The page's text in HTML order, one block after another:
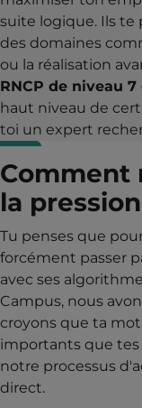
suite logique. Ils
des domaines
ou la réalisation
RNCP de niveau
haut niveau de
toi un expert
Comment
la
Tu penses que
forcément passer
avec ses
Campus, nous
croyons que ta
importants que tes
notre processus
direct.